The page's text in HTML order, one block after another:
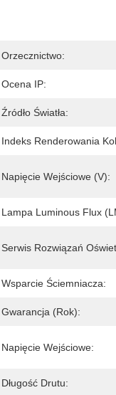
Orzecznictwo:
Ocena IP:
Źródło Światła:
Indeks Renderowania
Napięcie Wejściowe (V):
Lampa Luminous Flux
Serwis Rozwiązań
Wsparcie Ściemniacza:
Gwarancja (rok):
Napięcie Wejściowe:
Długość Drutu: